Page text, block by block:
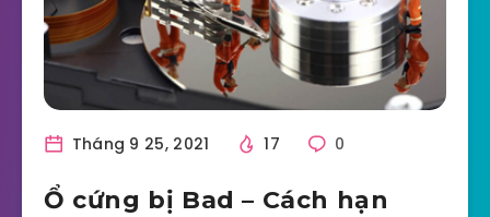
Tháng 9 25, 2021 17 0
Ổ cứng bị Bad – Cách hạn